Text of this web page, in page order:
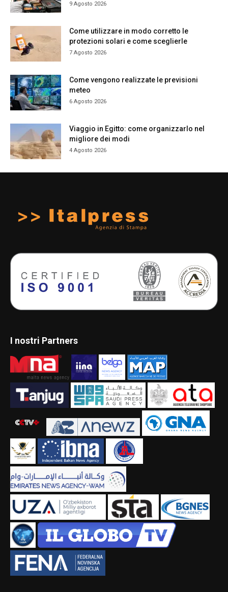
9 Agosto 2026
Come utilizzare in modo corretto le
protezioni solari e come sceglierle
7 Agosto 2026
Come vengono realizzate le previsioni
meteo
6 Agosto 2026
Viaggio in Egitto: come organizzarlo nel
migliore dei modi
4 Agosto 2026
I nostri Partners